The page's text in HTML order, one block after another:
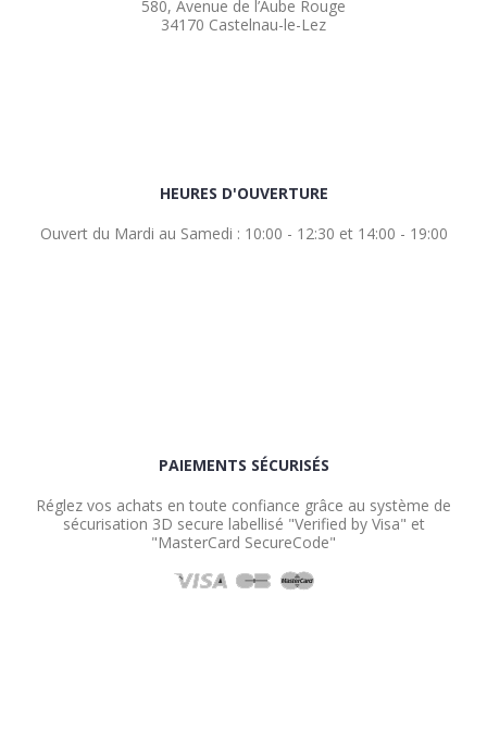
580, Avenue de l’Aube Rouge
34170 Castelnau-le-Lez
HEURES D'OUVERTURE
Ouvert du Mardi au Samedi : 10:00 - 12:30 et 14:00 - 19:00
PAIEMENTS SÉCURISÉS
Réglez vos achats en toute confiance grâce au système de
sécurisation 3D secure labellisé "Verified by Visa" et
"MasterCard SecureCode"